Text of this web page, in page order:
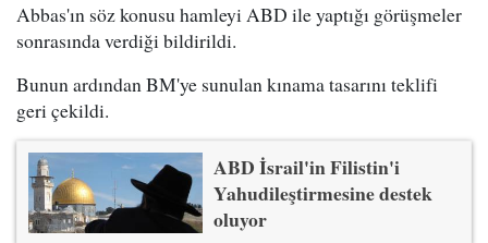
Abbas'ın söz konusu hamleyi ABD ile yaptığı görüşmeler
sonrasında verdiği bildirildi.
Bunun ardından BM'ye sunulan kınama tasarını teklifi
geri çekildi.
ABD İsrail'in Filistin'i
Yahudileştirmesine destek
oluyor